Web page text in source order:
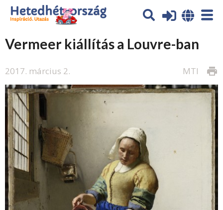
Vermeer kiállítás a Louvre-ban
2017. március 2. print
MTI